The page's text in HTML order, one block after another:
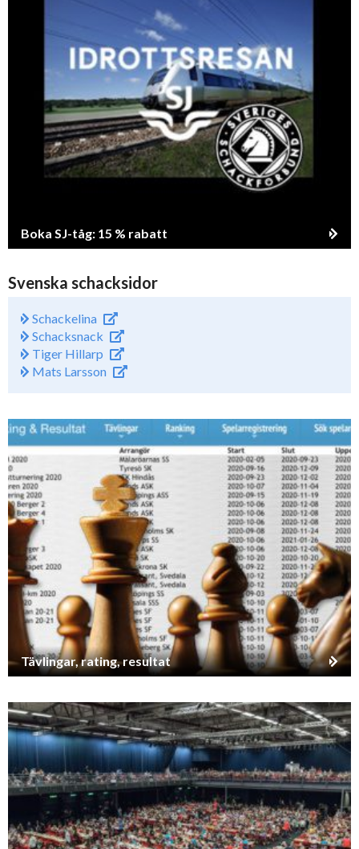
Boka SJ-tåg: 15 % rabatt
Svenska schacksidor
Schackelina
Schacksnack
Tiger Hillarp
Mats Larsson
Tävlingar, rating, resultat